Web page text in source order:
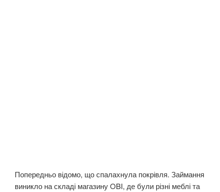
Попередньо відомо, що спалахнула покрівля. Займання
виникло на складі магазину OBI, де були різні меблі та